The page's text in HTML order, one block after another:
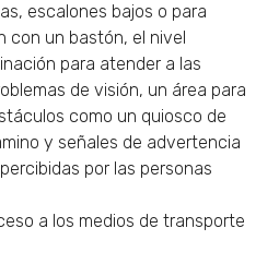
escalones bajos o para
con un bastón, el nivel
para atender a las
de visión, un área para
como un quiosco de
y señales de advertencia
por las personas
a los medios de transporte